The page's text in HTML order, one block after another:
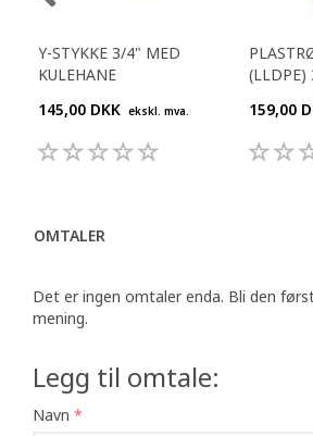
Y-STYKKE 3/4" MED
KULEHANE
145,00 DKK ekskl. mva.
159,00
OMTALER
Det er ingen omtaler enda. Bli den
mening.
Legg til omtale:
Navn